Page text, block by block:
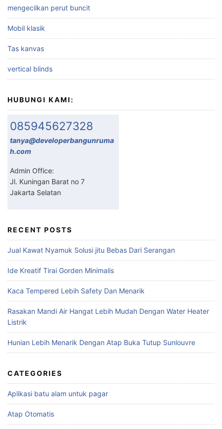
mengecilkan perut buncit
Mobil klasik
Tas kanvas
vertical blinds
HUBUNGI KAMI:
085945627328
tanya@developerbangunruma
h.com
Admin Office:
Jl. Kuningan Barat no 7
Jakarta Selatan
RECENT POSTS
Jual Kawat Nyamuk Solusi jitu Bebas Dari Serangan
Ide Kreatif Tirai Gorden Minimalis
Kaca Tempered Lebih Safety Dan Menarik
Rasakan Mandi Air Hangat Lebih Mudah Dengan Water Heater
Listrik
Hunian Lebih Menarik Dengan Atap Buka Tutup Sunlouvre
CATEGORIES
Aplikasi batu alam untuk pagar
Atap Otomatis